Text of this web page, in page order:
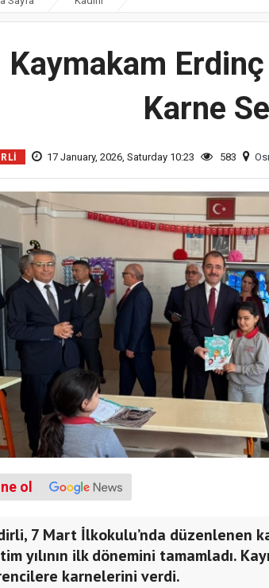
Kaymakam
Karne
17 January, 2026, Saturday 10:23 583
ol
7 Mart İlkokulu’nda düzenlenen
yılının ilk dönemini tamamladı.
karnelerini verdi.